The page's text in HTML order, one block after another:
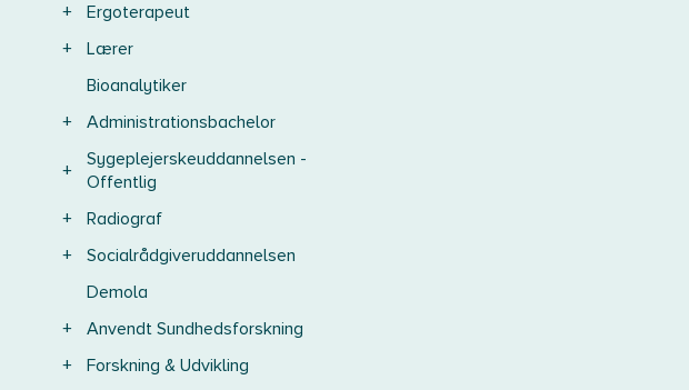
+
Ergoterapeut
+
Lærer
Bioanalytiker
+
Administrationsbachelor
+
Sygeplejerskeuddannelsen -
Offentlig
+
Radiograf
+
Socialrådgiveruddannelsen
Demola
+
Anvendt Sundhedsforskning
+
Forskning & Udvikling